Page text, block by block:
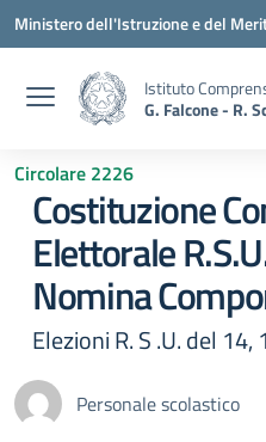
Vai ai contenuti
Vai al menu di navigazione
Vai al footer
Ministero dell'Istruzione e del
Istituto
G. Falcone - R.
Circolare 2226
Costituzione
Elettorale
Nomina
Elezioni R. S .U. del
Personale scolastico